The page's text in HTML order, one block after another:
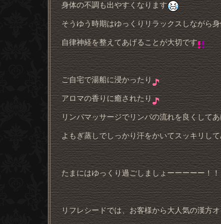
身体の不調も出やすくなります
そうゆう時期はゆっくりリラックスしながら
自律神経を整えてあげることが大切です
ご自宅で湯船に浸かったり
アロマの香りに癒されたり
リンパマッサージでリンパの流れを良くしてあ
よもぎ蒸しでしっかり汗をかいてスッキリし
たまにはゆっくり過ごしましょーーーーー！！
リフレシードでは、お客様から大人気の漢方